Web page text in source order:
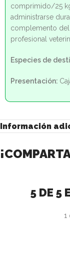
comprimido/25
administrarse
complemento del
profesional
Especies de
Presentación:
Información
5 DE 5
1